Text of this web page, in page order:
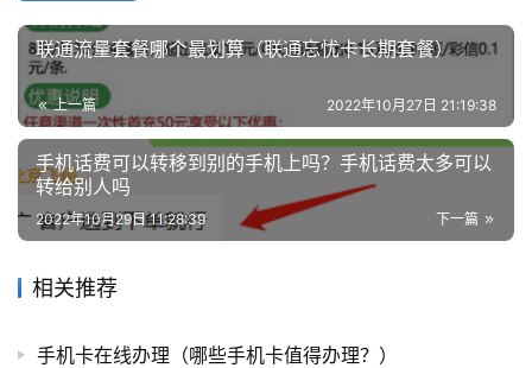
选
靓
号
联通流量套餐哪个最划算（联通忘忧卡长期套餐）
上一篇 2022年10月27日 21:19:38
手机话费可以转移到别的手机上吗？手机话费太多可以
转给别人吗
下一篇
2022年10月29日 11:28:39
相关推荐
手机卡在线办理（哪些手机卡值得办理？）